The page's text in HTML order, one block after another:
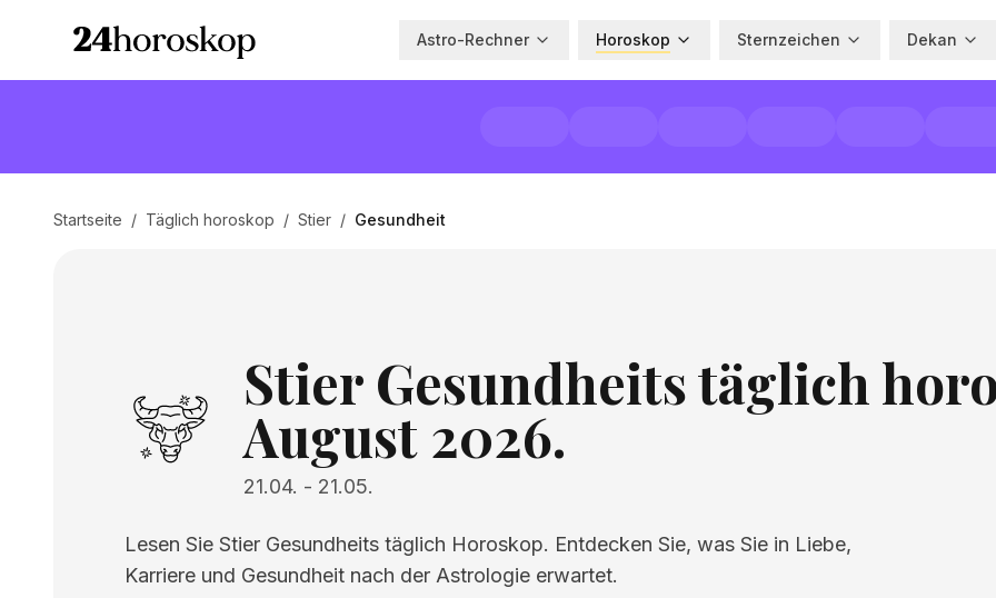
Astro-Rechner Horoskop Sternzeichen Dekan
Startseite / Täglich horoskop / Stier / Gesundheit
Stier Gesundheits täglich
August 2026.
21.04. - 21.05.
Lesen Sie Stier Gesundheits täglich Horoskop. Entdecken Sie, was Sie in Liebe,
Karriere und Gesundheit nach der Astrologie erwartet.